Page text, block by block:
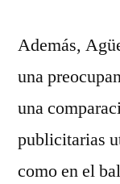
Además,
una
una
publicitarias
como en el